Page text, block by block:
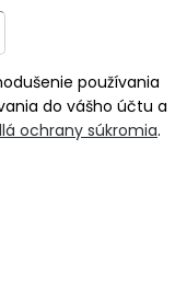
používania
do vášho účtu a
ochrany súkromia.